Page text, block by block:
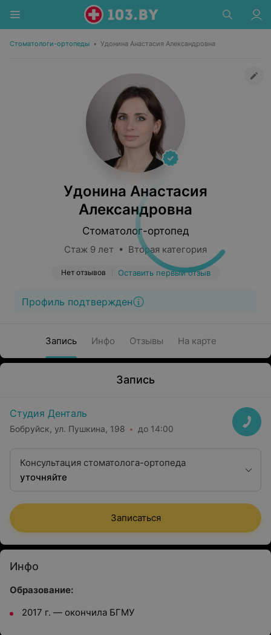
Стоматологи-ортопеды • Удонина Анастасия Александровна
Удонина Анастасия
Александровна
Стоматолог-ортопед
Стаж 9 лет • Вторая категория
Нет отзывов Оставить первый отзыв
Профиль подтвержден
Запись Инфо Отзывы На карте
Запись
Студия Денталь
Бобруйск, ул. Пушкина, 198 до 14:00
Консультация стоматолога-ортопеда
уточняйте
Записаться
Инфо
Образование:
2017 г. — окончила БГМУ